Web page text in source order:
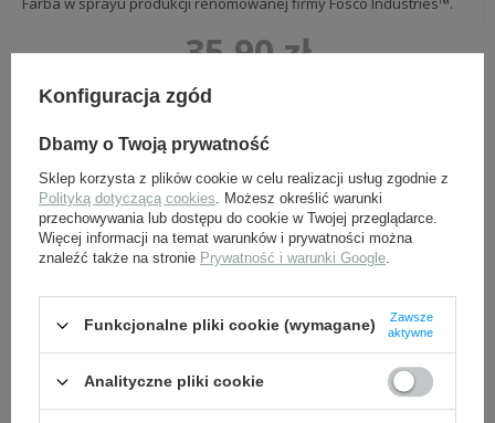
35,90 zł
Farba w sprayu produkcji renomowanej firmy Fosco Industries™.
Konfiguracja zgód
Dbamy o Twoją prywatność
Sklep korzysta z plików cookie w celu realizacji usług zgodnie z
Polityką dotyczącą cookies. Możesz określić warunki
przechowywania lub dostępu do cookie w Twojej przeglądarce.
Więcej informacji na temat warunków i prywatności można
znaleźć także na stronie Prywatność i warunki Google.
Funkcjonalne pliki cookie (wymagane)
Zawsze
aktywne
Analityczne pliki cookie